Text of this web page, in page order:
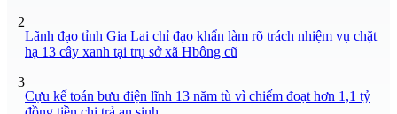
2
Lãnh đạo tỉnh Gia Lai chỉ đạo khẩn làm rõ trách nhiệm vụ chặt
hạ 13 cây xanh tại trụ sở xã Hbông cũ
3
Cựu kế toán bưu điện lĩnh 13 năm tù vì chiếm đoạt hơn 1,1 tỷ